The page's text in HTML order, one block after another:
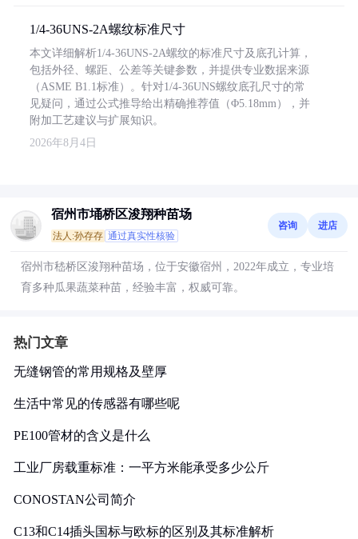
1/4-36UNS-2A螺纹标准尺寸
本文详细解析1/4-36UNS-2A螺纹的标准尺寸及底孔计算，
包括外径、螺距、公差等关键参数，并提供专业数据来源
（ASME B1.1标准）。针对1/4-36UNS螺纹底孔尺寸的常
见疑问，通过公式推导给出精确推荐值（Φ5.18mm），并
附加工艺建议与扩展知识。
2026年8月4日
宿州市埇桥区浚翔种苗场
法人:孙存存 通过真实性核验
咨询 进店
宿州市嵇桥区浚翔种苗场，位于安徽宿州，2022年成立，专业培
育多种瓜果蔬菜种苗，经验丰富，权威可靠。
热门文章
无缝钢管的常用规格及壁厚
生活中常见的传感器有哪些呢
PE100管材的含义是什么
工业厂房载重标准：一平方米能承受多少公斤
CONOSTAN公司简介
C13和C14插头国标与欧标的区别及其标准解析